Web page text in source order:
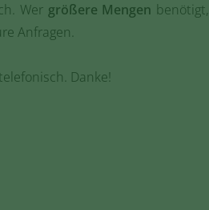
Wer größere Mengen benötigt,
Anfragen.
Danke!